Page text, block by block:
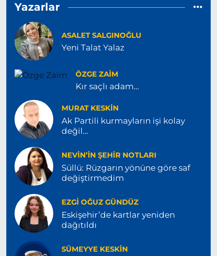
Yazarlar
ASALET SALGINOĞLU
Yeni Talat Yalaz
ÖZGE ZAIM
Kır saçlı adam…
MURAT KESKİN
Ak Partili kurmayların işi kolay
değil…
NEVIN’IN ŞEHIR NOTLARI
Süllü: Rüzgarın yönüne göre saf
değiştirmedim
EZGI OĞUZ GÜNDÜZ
Eskişehir’de kartlar yeniden
dağıtıldı
SÜMEYYE KESKIN